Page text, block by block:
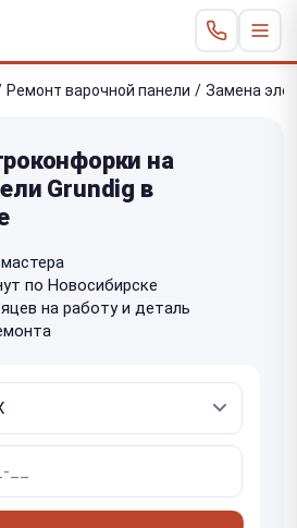
Ремонт варочной панели / Замена
на
Grundig в
по Новосибирске
на работу и деталь